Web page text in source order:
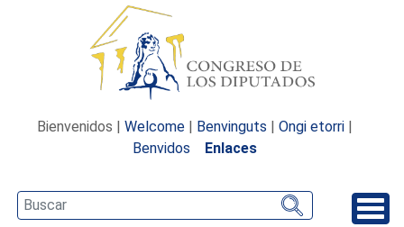
Bienvenidos | Welcome | Benvinguts | Ongi etorri |
Benvidos
Enlaces